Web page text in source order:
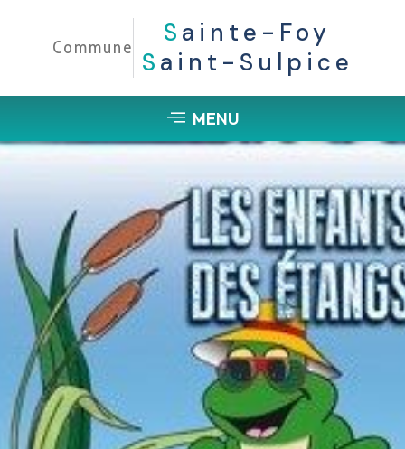
Commune S Ainte-Foy
S Aint-Sulpice
MENU